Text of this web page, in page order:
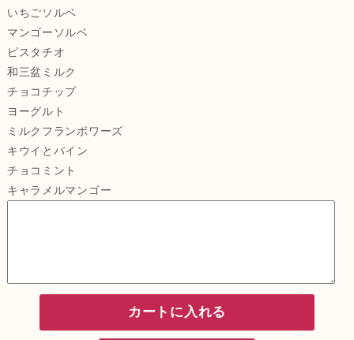
いちごソルベ
マンゴーソルベ
ピスタチオ
和三盆ミルク
チョコチップ
ヨーグルト
ミルクフランボワーズ
キウイとパイン
チョコミント
キャラメルマンゴー
カートに入れる